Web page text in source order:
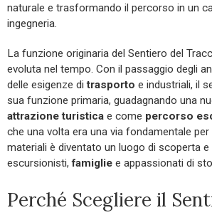
naturale e trasformando il percorso in un
ingegneria.
La funzione originaria del Sentiero del
evoluta nel tempo. Con il passaggio degli
delle esigenze ditrasporto e industriali, il
sua funzione primaria, guadagnando una
attrazione turistica e come percorso
che una volta era una via fondamentale
materiali è diventato un luogo di scoperta e
escursionisti,famiglie e appassionati di
Perché Scegliere il